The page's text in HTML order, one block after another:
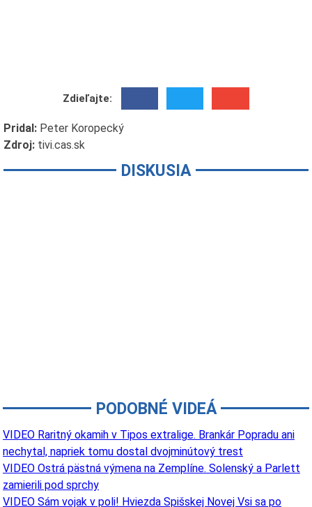
Zdieľajte:
Pridal: Peter Koropecký
Zdroj: tivi.cas.sk
DISKUSIA
PODOBNÉ VIDEÁ
VIDEO Raritný okamih v Tipos extralige. Brankár Popradu ani
nechytal, napriek tomu dostal dvojminútový trest
VIDEO Ostrá pästná výmena na Zemplíne. Solenský a Parlett
zamierili pod sprchy
VIDEO Sám vojak v poli! Hviezda Spišskej Novej Vsi sa po